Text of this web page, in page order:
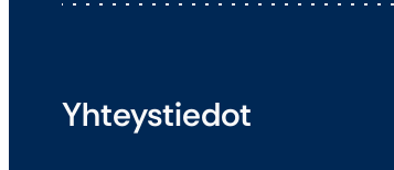
Yhteystiedot